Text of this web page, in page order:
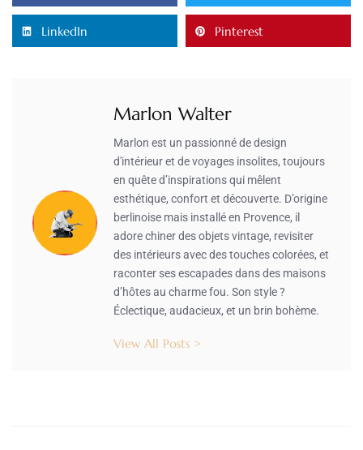
LinkedIn Pinterest
Marlon Walter
Marlon est un passionné de design
d'intérieur et de voyages insolites, toujours
en quête d’inspirations qui mêlent
esthétique, confort et découverte. D’origine
berlinoise mais installé en Provence, il
adore chiner des objets vintage, revisiter
des intérieurs avec des touches colorées, et
raconter ses escapades dans des maisons
d’hôtes au charme fou. Son style ?
Éclectique, audacieux, et un brin bohème.
View All Posts >